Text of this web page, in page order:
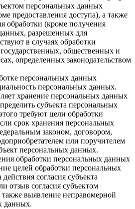
персональных данных
предоставления доступа), а также
обработки (кроме получения
разрешенных для
в случаях обработки
общественных и
определенных законодательством
персональных данных
персональных данных.
хранение персональных данных
субъекта персональных
требуют цели обработки
срок хранения персональных
законом, договором,
или поручителем
персональных данных.
обработки персональных данных
целей обработки персональных
согласия субъекта
отзыв согласия субъектом
выявление неправомерной
данных.